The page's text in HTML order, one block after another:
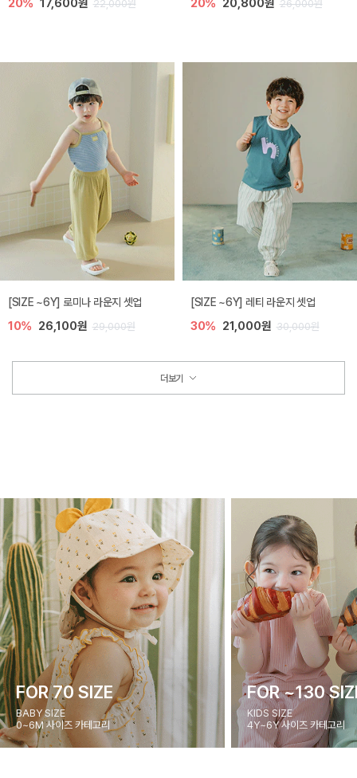
20% 17,600원 22,000원 20% 20,800원 26,000원
[SIZE ~6Y] 로미나 라운지 셋업
10% 26,100원 29,000원
[SIZE ~6Y] 레티 라운지 셋업
30% 21,000원 30,000원
더보기
FOR 70 SIZE
BABY SIZE
0~6M 사이즈 카테고리
FOR ~130
KIDS SIZE
4Y~6Y 사이즈 카테고리